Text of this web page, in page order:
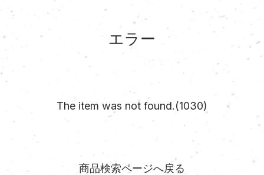
エラー
The item was not found.(1030)
商品検索ページへ戻る